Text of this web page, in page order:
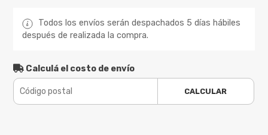
Todos los envíos serán despachados 5 días hábiles
después de realizada la compra.
Calculá el costo de envío
CALCULAR